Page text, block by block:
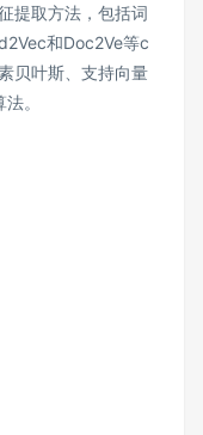
提取方法，包括词
和Doc2Ve等c
贝叶斯、支持向量
。